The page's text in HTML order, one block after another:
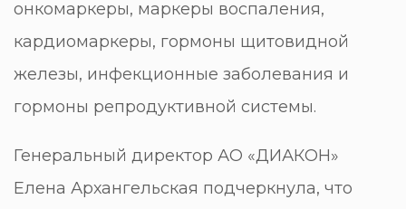
онкомаркеры, маркеры воспаления,
кардиомаркеры, гормоны щитовидной
железы, инфекционные заболевания и
гормоны репродуктивной системы.
Генеральный директор АО «ДИАКОН»
Елена Архангельская подчеркнула, что